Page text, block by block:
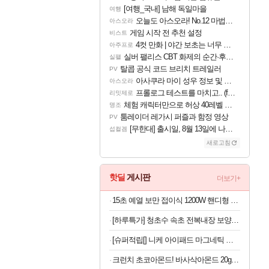
여행 [여행_국내] 남해 독일마을
아스오라 오늘도 아스오라! No.12 마법사 클랜: 신주쿠구
비스트 게임 시작 전 추천 설정
아주프로 4컷 만화 | 야간 보초는 너무 힘들어
실팰 실버 팰리스 CBT 화제의 순간·후기 모음
PV 탈콥 공식 코드 브리치 트레일러
아스오라 아사쿠라 마이 성우 정보 및 주요 필모
리밋제로 프롤로그 테스트를 마치고.. (feat. 리아)
명조 체험 캐릭터만으로 허상 40레벨 하이와티아 5분 컷!｜에이메스·린네·모니에 명함
PV 툼레이더 레가시 퍼즐과 함정 영상
섭컬겜 [무한대] 출시일, 8월 13일에 나오나
새로고침
핫딜 게시판 더보기+
15초 예열 보만 접이식 1200W 핸디형 스팀 다리미 FDB1221W
[하루특가] 청초수 속초 전복내장 보양 전복죽 (냉동)
[슈퍼적립[] 니케 아이패드 마그네틱 거치대 태블릿 자석 아이패드 프로 12.9 Magsnap Basic
크런치 초코아몬드! 바사삭아몬드 20g x 20봉+4봉 더! (외 시즈닝아몬드, 볶음아몬드 20봉/50봉)